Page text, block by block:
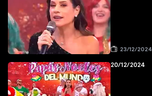
23/12/2024
20/12/2024